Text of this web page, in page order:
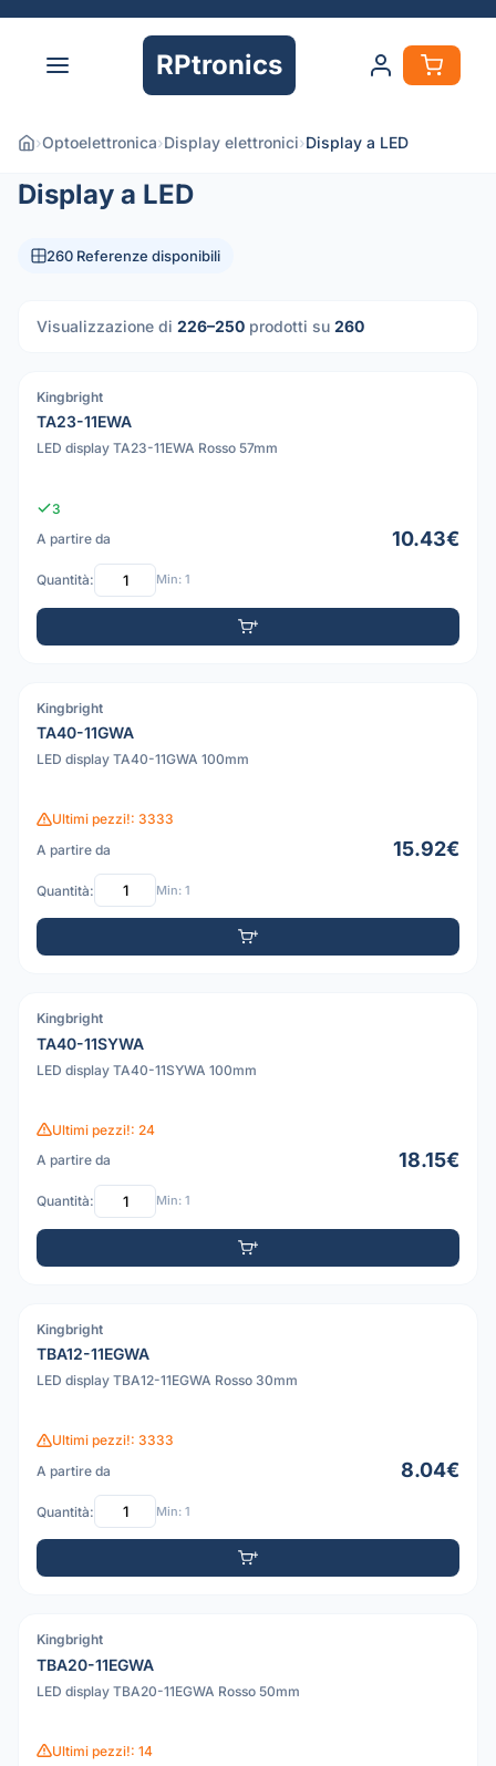
RPtronics
›Optoelettronica›Display elettronici›Display a LED
Display a LED
260 Referenze disponibili
Visualizzazione di 226–250 prodotti su 260
PDF
Kingbright
TA23-11EWA
LED display TA23-11EWA Rosso 57mm
3
A partire da
10.43€
Quantità: Min: 1
PDF
Kingbright
TA40-11GWA
LED display TA40-11GWA 100mm
Ultimi pezzi!: 3333
A partire da
15.92€
Quantità: Min: 1
PDF
Kingbright
TA40-11SYWA
LED display TA40-11SYWA 100mm
Ultimi pezzi!: 24
A partire da
18.15€
Quantità: Min: 1
PDF
Kingbright
TBA12-11EGWA
LED display TBA12-11EGWA Rosso 30mm
Ultimi pezzi!: 3333
A partire da
8.04€
Quantità: Min: 1
PDF
Kingbright
TBA20-11EGWA
LED display TBA20-11EGWA Rosso 50mm
Ultimi pezzi!: 14